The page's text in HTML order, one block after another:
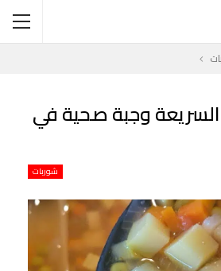
السريعة وجبة صحية في
شوربات